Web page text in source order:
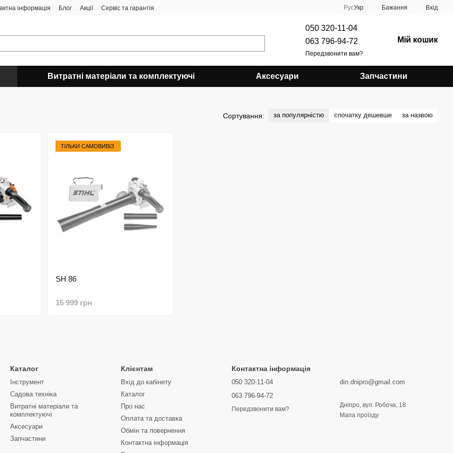
інформація Блог Акції Сервіс та гарантія РусУкр Бажання Вхід
050 320-11-04
063 796-94-72
Передзвонити вам?
Мій кошик
Витратні матеріали та комплектуючі Аксесуари Запчастини
Сортування: за популярністю спочатку дешевше за назвою
ТІЛЬКИ САМОВИВІЗ
SH 86
15 999 грн
Каталог
Інструмент
Садова техніка
Витратні матеріали та
комплектуючі
Аксесуари
Запчастини
Клієнтам
Вхід до кабінету
Каталог
Про нас
Оплата та доставка
Обмін та повернення
Контактна інформація
Контактна інформація
050 320-11-04
063 796-94-72
Передзвонити вам?
din.dnipro@gmail.com
Дніпро, вул. Робоча, 18
Мапа проїзду